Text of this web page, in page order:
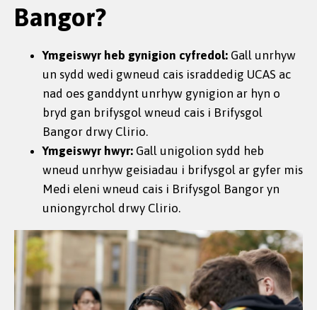
Bangor?
Ymgeiswyr heb gynigion cyfredol: Gall unrhyw
un sydd wedi gwneud cais israddedig UCAS ac
nad oes ganddynt unrhyw gynigion ar hyn o
bryd gan brifysgol wneud cais i Brifysgol
Bangor drwy Clirio.
Ymgeiswyr hwyr: Gall unigolion sydd heb
wneud unrhyw geisiadau i brifysgol ar gyfer mis
Medi eleni wneud cais i Brifysgol Bangor yn
uniongyrchol drwy Clirio.